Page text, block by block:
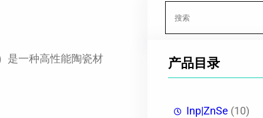
是一种高性能陶瓷材
产品目录
Inp|ZnSe (10)